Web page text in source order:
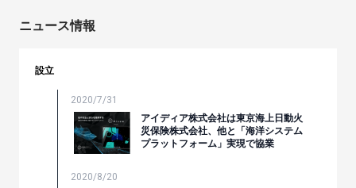
ニュース情報
設立
2020/7/31
アイディア株式会社は東京海上日動火
災保険株式会社、他と「海洋システム
プラットフォーム」実現で協業
2020/8/20